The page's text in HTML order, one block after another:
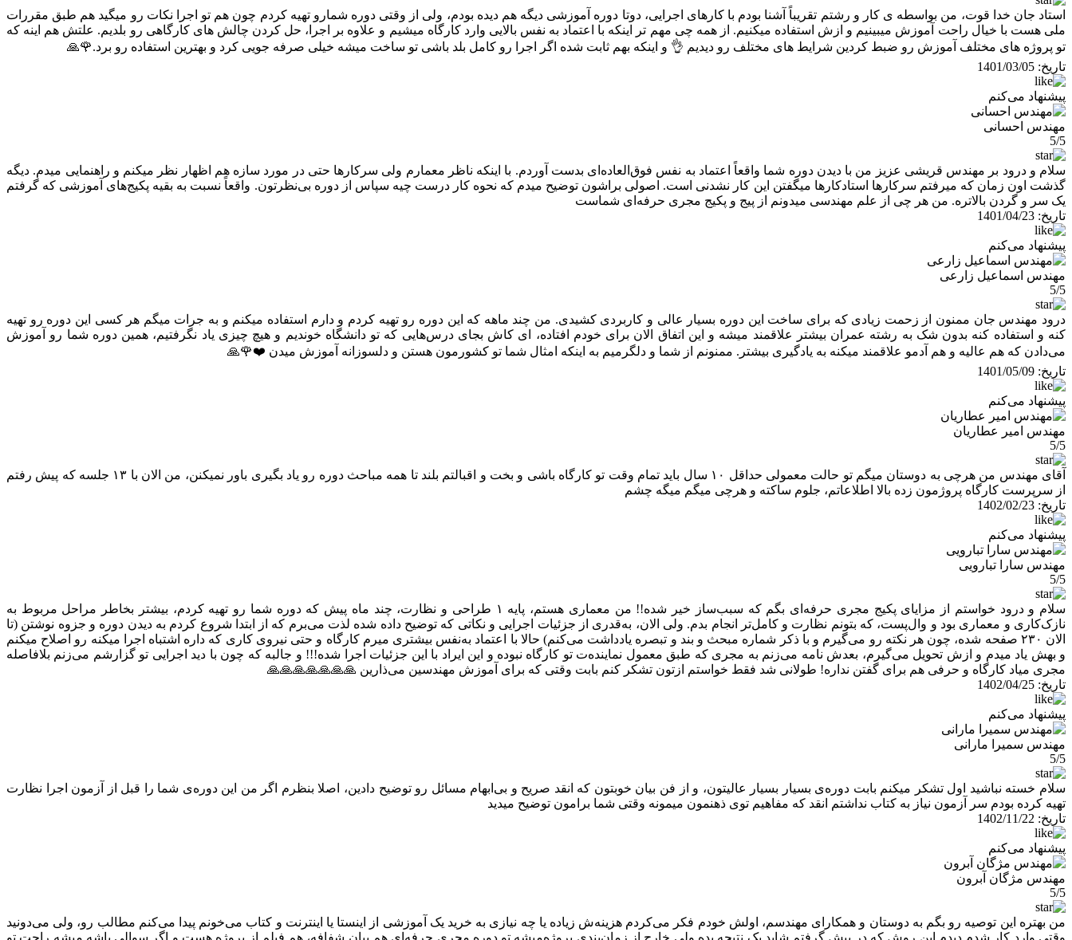
استاد جان خدا قوت، من بواسطه ی کار و رشتم تقریباً آشنا بودم با کارهای اجرایی، دوتا دوره آموزشی دیگه هم دیده بودم، ولی از وقتی دوره شمارو تهیه کردم چون هم تو اجرا نکات رو میگید هم طبق مقررات
ملی هست با خیال راحت آموزش میبینیم و ازش استفاده میکنیم. از همه چی مهم تر اینکه با اعتماد به نفس بالایی وارد کارگاه میشیم و علاوه بر اجرا، حل کردن چالش های کارگاهی رو بلدیم. علتش هم اینه که
تو پروژه های مختلف آموزش رو ضبط کردین شرایط های مختلف رو دیدیم 👌 و اینکه بهم ثابت شده اگر اجرا رو کامل بلد باشی تو ساخت میشه خیلی صرفه جویی کرد و بهترین استفاده رو برد.🌹🙏
تاریخ: 1401/03/05
پیشنهاد می‌کنم
مهندس احسانی
5/5
سلام و درود بر مهندس قریشی عزیز من با دیدن دوره شما واقعاً اعتماد به نفس فوق‌العاده‌ای بدست آوردم. با اینکه ناظر معمارم ولی سرکارها حتی در مورد سازه هم اظهار نظر میکنم و راهنمایی میدم. دیگه
گذشت اون زمان که میرفتم سرکارها استادکارها میگفتن این کار نشدنی است. اصولی براشون توضیح میدم که نحوه کار درست چیه سپاس از دوره بی‌نظرتون. واقعاً نسبت به بقیه پکیج‌های آموزشی که گرفتم
یک سر و گردن بالاتره. من هر چی از علم مهندسی میدونم از پیج و پکیج مجری حرفه‌ای شماست
تاریخ: 1401/04/23
پیشنهاد می‌کنم
مهندس اسماعیل زارعی
5/5
درود مهندس جان ممنون از زحمت زیادی که برای ساخت این دوره بسیار عالی و کاربردی کشیدی. من چند ماهه که این دوره رو تهیه کردم و دارم استفاده میکنم و به جرات میگم هر کسی این دوره رو تهیه
کنه و استفاده کنه بدون شک به رشته عمران بیشتر علاقمند میشه و این اتفاق الان برای خودم افتاده، ای کاش بجای درس‌هایی که تو دانشگاه خوندیم و هیچ چیزی یاد نگرفتیم، همین دوره شما رو آموزش
می‌دادن که هم عالیه و هم آدمو علاقمند میکنه به یادگیری بیشتر. ممنونم از شما و دلگرمیم به اینکه امثال شما تو کشورمون هستن و دلسوزانه آموزش میدن ❤️🌹🙏
تاریخ: 1401/05/09
پیشنهاد می‌کنم
مهندس امیر عطاریان
5/5
آقای مهندس من هرچی به دوستان میگم تو حالت معمولی حداقل ۱۰ سال باید تمام وقت تو کارگاه باشی و بخت و اقبالتم بلند تا همه مباحث دوره رو یاد بگیری باور نمیکنن، من الان با ۱۳ جلسه که پیش رفتم
از سرپرست کارگاه پروژمون زده بالا اطلاعاتم، جلوم ساکته و هرچی میگم میگه چشم
تاریخ: 1402/02/23
پیشنهاد می‌کنم
مهندس سارا تبارویی
5/5
سلام و درود خواستم از مزایای پکیج مجری حرفه‌ای بگم که سبب‌ساز خیر شده!! من معماری هستم، پایه ۱ طراحی و نظارت، چند ماه پیش که دوره شما رو تهیه کردم، بیشتر بخاطر مراحل مربوط به
نازک‌کاری و معماری بود و وال‌پست، که بتونم نظارت و کامل‌تر انجام بدم. ولی الان، به‌قدری از جزئیات اجرایی و نکاتی که توضیح داده شده لذت می‌برم که از ابتدا شروع کردم به دیدن دوره و جزوه نوشتن (تا
الان ۲۳۰ صفحه شده، چون هر نکته رو می‌گیرم و با ذکر شماره مبحث و بند و تبصره یادداشت می‌کنم) حالا با اعتماد به‌نفس بیشتری میرم کارگاه و حتی نیروی کاری که داره اشتباه اجرا میکنه رو اصلاح میکنم
و بهش یاد میدم و ازش تحویل می‌گیرم، بعدش نامه می‌زنم به مجری که طبق معمول نماینده‌ت تو کارگاه نبوده و این ایراد با این جزئیات اجرا شده!!! و جالبه که چون با دید اجرایی تو گزارشم می‌زنم بلافاصله
مجری میاد کارگاه و حرفی هم برای گفتن نداره! طولانی شد فقط خواستم ازتون تشکر کنم بابت وقتی که برای آموزش مهندسین می‌ذارین 🙏🙏🙏🙏🙏🙏🙏
تاریخ: 1402/04/25
پیشنهاد می‌کنم
مهندس سمیرا مارانی
5/5
سلام خسته نباشید اول تشکر میکنم بابت دوره‌ی بسیار بسیار عالیتون، و از فن بیان خوبتون که انقد صریح و بی‌ابهام مسائل رو توضیح دادین، اصلا بنظرم اگر من این دوره‌ی شما را قبل از آزمون اجرا نظارت
تهیه کرده بودم سر آزمون نیاز به کتاب نداشتم انقد که مفاهیم توی ذهنمون میمونه وقتی شما برامون توضیح میدید
تاریخ: 1402/11/22
پیشنهاد می‌کنم
مهندس مژگان آبرون
5/5
من بهتره این توصیه رو بگم به دوستان و همکارای مهندسم، اولش خودم فکر می‌کردم هزینه‌ش زیاده یا چه نیازی به خرید یک آموزشی از اینستا یا اینترنت و کتاب می‌خونم پیدا می‌کنم مطالب رو، ولی می‌دونید
وقتی وارد کار شدم دیدم این روش که در پیش گرفتم شاید یک نتیجه بده ولی خارج از زمان‌بندی پروژه‌میشه تو دوره مجری حرفه‌ای هم بیان شفافه، هم فیلم از پروژه هست و اگر سوالی باشه میشه راحت تو